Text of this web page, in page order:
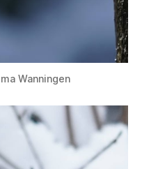
Wanningen